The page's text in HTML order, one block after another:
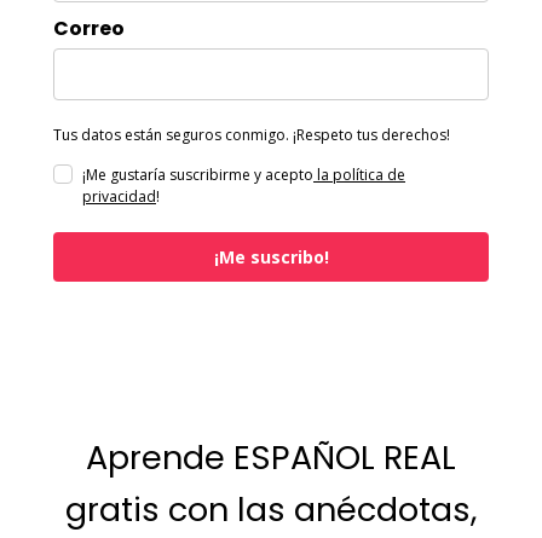
Correo
Tus datos están seguros conmigo. ¡Respeto tus derechos!
¡Me gustaría suscribirme y acepto la política de
privacidad!
¡Me suscribo!
Aprende ESPAÑOL REAL
gratis con las anécdotas,